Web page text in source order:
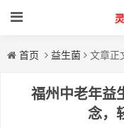
首页 益生菌 文章正
福州中老年益
念，